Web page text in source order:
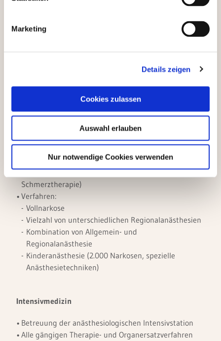
Marketing
Details zeigen
Cookies zulassen
Auswahl erlauben
Nur notwendige Cookies verwenden
Leistungen
Das medizinische Leistungsspektrum
Anästhesie
Patienten- und eingriffsorientierte Anästhesie
(Auswahl und Durchführung des geeigneten
Narkoseverfahrens bis zur postoperativen
Schmerztherapie)
Verfahren:
Vollnarkose
Vielzahl von unterschiedlichen Regionalanästhesien
Kombination von Allgemein- und
Regionalanästhesie
Kinderanästhesie (2.000 Narkosen, spezielle
Anästhesietechniken)
Intensivmedizin
Betreuung der anästhesiologischen Intensivstation
Alle gängigen Therapie- und Organersatzverfahren